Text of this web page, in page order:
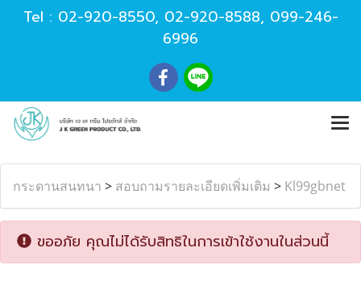
Tel : 02-920-8550, 02-920-8588, 099-246-
6996
กระดานสนทนา > สอบถามรายละเอียดเพิ่มเติม > Kl99gbnet
ขออภัย คุณไม่ได้รับสิทธิในการเข้าใช้งานในส่วนนี้